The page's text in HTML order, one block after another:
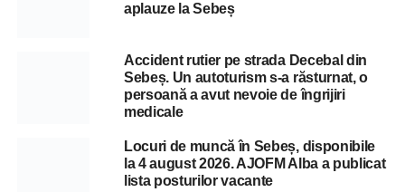
aplauze la Sebeș
Accident rutier pe strada Decebal din
Sebeș. Un autoturism s-a răsturnat, o
persoană a avut nevoie de îngrijiri
medicale
Locuri de muncă în Sebeș, disponibile
la 4 august 2026. AJOFM Alba a publicat
lista posturilor vacante